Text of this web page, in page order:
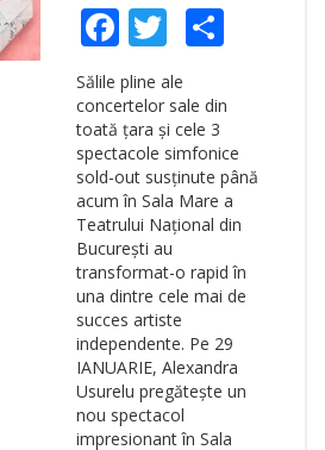
Facebook
TwitterShare
Sălile pline ale
concertelor sale din
toată țara și cele 3
spectacole simfonice
sold-out susținute până
acum în Sala Mare a
Teatrului Național din
București au
transformat-o rapid în
una dintre cele mai de
succes artiste
independente. Pe 29
IANUARIE, Alexandra
Usurelu pregătește un
nou spectacol
impresionant în Sala